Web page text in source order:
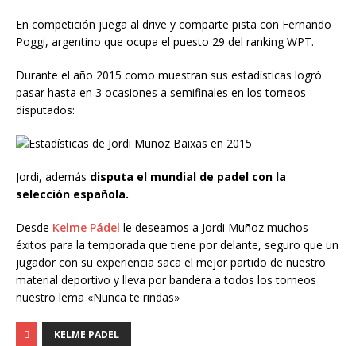
En competición juega al drive y comparte pista con Fernando
Poggi, argentino que ocupa el puesto 29 del ranking WPT.
Durante el año 2015 como muestran sus estadísticas logró
pasar hasta en 3 ocasiones a semifinales en los torneos
disputados:
Jordi, además disputa el mundial de padel con la
selección española.
Desde Kelme Pádel le deseamos a Jordi Muñoz muchos
éxitos para la temporada que tiene por delante, seguro que un
jugador con su experiencia saca el mejor partido de nuestro
material deportivo y lleva por bandera a todos los torneos
nuestro lema «Nunca te rindas»
KELME PADEL